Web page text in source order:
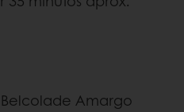
Amargo